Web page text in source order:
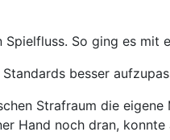
So ging es mit
besser
Strafraum die
Hand noch dran,